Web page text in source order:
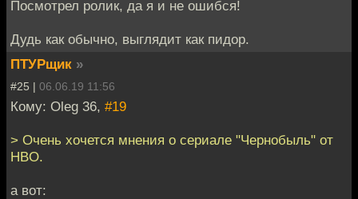
Посмотрел ролик, да я и не ошибся!
Дудь как обычно, выглядит как пидор.
ПТУРщик »
#25 | 06.06.19 11:56
Кому: Oleg 36, #19
> Очень хочется мнения о сериале "Чернобыль" от
HBO.
а вот: